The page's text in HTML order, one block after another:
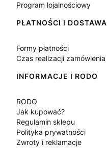
Program lojalnościowy
PŁATNOŚCI I DOSTAWA
Formy płatności
Czas realizacji zamówienia
INFORMACJE I RODO
RODO
Jak kupować?
Regulamin sklepu
Polityka prywatności
Zwroty i reklamacje